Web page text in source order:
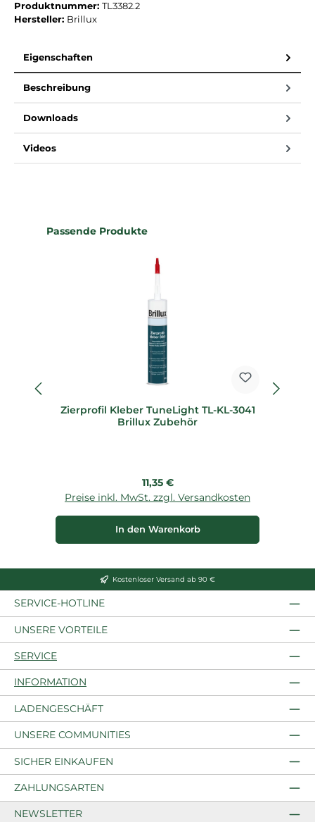
Produktnummer: TL3382.2
Hersteller: Brillux
Eigenschaften
Beschreibung
Downloads
Videos
Produktgalerie überspringen
Passende Produkte
Zierprofil Kleber TuneLight TL-KL-3041
Brillux Zubehör
Regulärer Preis:
11,35 €
Preise inkl. MwSt. zzgl. Versandkosten
In den Warenkorb
Kostenloser Versand ab 90 €
SERVICE-HOTLINE
UNSERE VORTEILE
SERVICE
INFORMATION
LADENGESCHÄFT
UNSERE COMMUNITIES
SICHER EINKAUFEN
ZAHLUNGSARTEN
NEWSLETTER